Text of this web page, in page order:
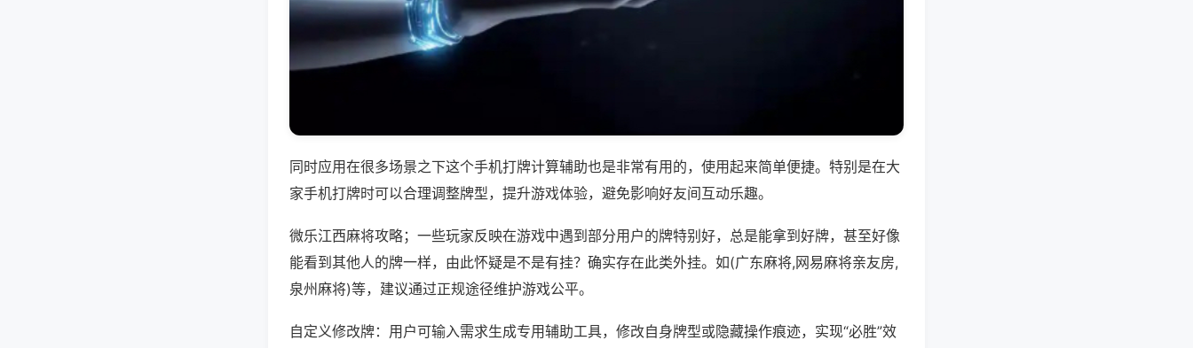
同时应用在很多场景之下这个手机打牌计算辅助也是非常有用的，使用起来简单便捷。特别是在大
家手机打牌时可以合理调整牌型，提升游戏体验，避免影响好友间互动乐趣。
微乐江西麻将攻略；一些玩家反映在游戏中遇到部分用户的牌特别好，总是能拿到好牌，甚至好像
能看到其他人的牌一样，由此怀疑是不是有挂？确实存在此类外挂。如(广东麻将,网易麻将亲友房,
泉州麻将)等，建议通过正规途径维护游戏公平。
自定义修改牌：用户可输入需求生成专用辅助工具，修改自身牌型或隐藏操作痕迹，实现“必胜”效